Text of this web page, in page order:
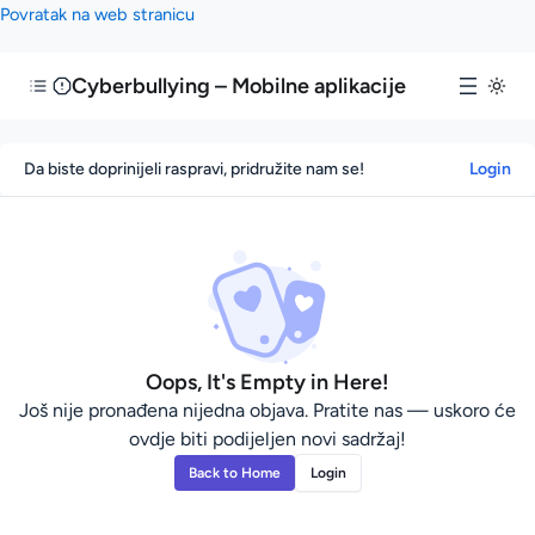
Povratak na web stranicu
Cyberbullying – Mobilne aplikacije
Da biste doprinijeli raspravi, pridružite nam se! Login
Oops, It's Empty in Here!
Još nije pronađena nijedna objava. Pratite nas — uskoro će
ovdje biti podijeljen novi sadržaj!
Back to Home Login